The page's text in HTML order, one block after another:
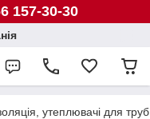
157-30-30
утеплювачі для труб